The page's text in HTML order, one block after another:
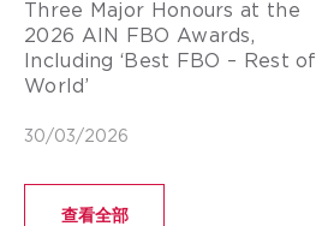
Three Major Honours at the
2026 AIN FBO Awards,
Including ‘Best FBO – Rest of
World’
30/03/2026
查看全部